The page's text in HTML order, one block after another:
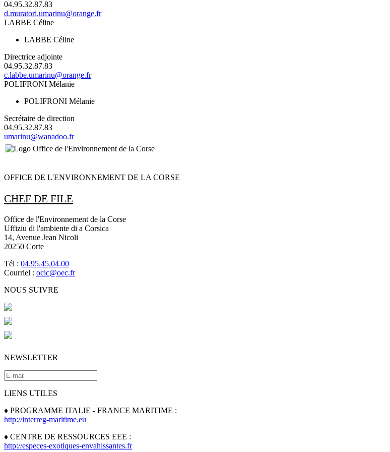
04.95.32.87.83
d.muratori.umarinu@orange.fr
LABBE Céline
LABBE Céline
Directrice adjointe
04.95.32.87.83
c.labbe.umarinu@orange.fr
POLIFRONI Mélanie
POLIFRONI Mélanie
Secrétaire de direction
04.95.32.87.83
umarinu@wanadoo.fr
OFFICE DE L'ENVIRONNEMENT DE LA CORSE
CHEF DE FILE
Office de l'Environnement de la Corse
Uffiziu di l'ambiente di a Corsica
14, Avenue Jean Nicoli
20250 Corte
Tél : 04.95.45.04.00
Courriel : ocic@oec.fr
NOUS SUIVRE
NEWSLETTER
LIENS UTILES
♦ PROGRAMME ITALIE - FRANCE MARITIME :
http://interreg-maritime.eu
♦ CENTRE DE RESSOURCES EEE :
http://especes-exotiques-envahissantes.fr